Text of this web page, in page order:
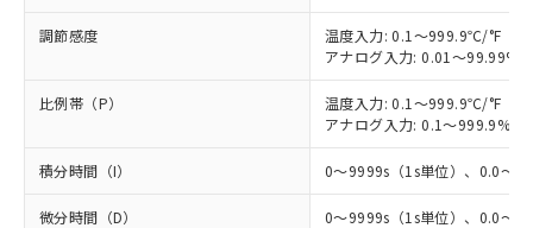
調節感度
温度入力: 0.1～999.9℃/°F（
アナログ入力: 0.01～
比例帯（P）
温度入力: 0.1～999.9℃/°F（
アナログ入力: 0.1～999.9%FS
積分時間（I） 0～9999s（1s単位）、0.0～
微分時間（D） 0～9999s（1s単位）、0.0～